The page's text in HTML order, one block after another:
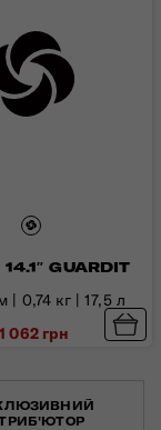
GUARDIT
| 0,74 кг | 17,5 л
062 грн